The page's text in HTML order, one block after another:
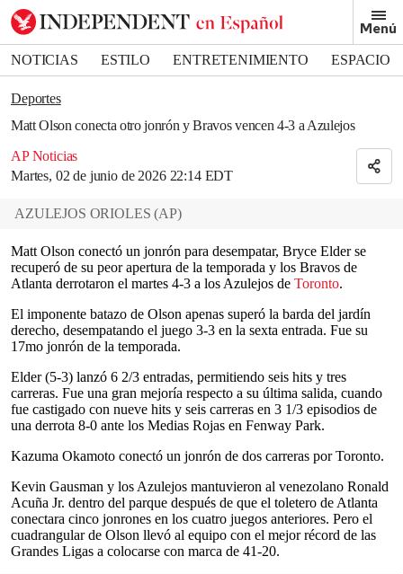
Menú
NOTICIAS ESTILO ENTRETENIMIENTO
ESPACIO
DEPORTES
Deportes
Matt Olson conecta otro jonrón y Bravos vencen 4-3 a Azulejos
AP Noticias
Martes, 02 de junio de 2026 22:14 EDT
Bookmark popover
Removed from bookmarks
Close popover
AZULEJOS ORIOLES (AP)
Matt Olson conectó un jonrón para desempatar, Bryce Elder se
recuperó de su peor apertura de la temporada y los Bravos de
Atlanta derrotaron el martes 4-3 a los Azulejos de Toronto.
El imponente batazo de Olson apenas superó la barda del jardín
derecho, desempatando el juego 3-3 en la sexta entrada. Fue su
17mo jonrón de la temporada.
Elder (5-3) lanzó 6 2/3 entradas, permitiendo seis hits y tres
carreras. Fue una gran mejoría respecto a su última salida, cuando
fue castigado con nueve hits y seis carreras en 3 1/3 episodios de
una derrota 8-0 ante los Medias Rojas en Fenway Park.
Kazuma Okamoto conectó un jonrón de dos carreras por Toronto.
Kevin Gausman y los Azulejos mantuvieron al venezolano Ronald
Acuña Jr. dentro del parque después de que el toletero de Atlanta
conectara cinco jonrones en los cuatro juegos anteriores. Pero el
cuadrangular de Olson llevó al equipo con el mejor récord de las
Grandes Ligas a colocarse con marca de 41-20.